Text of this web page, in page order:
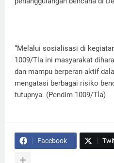
“Melalui sosialisasi di
1009/Tla ini masyarakat
dan mampu berperan aktif
mengatasi berbagai risiko
tutupnya. (Pendim 1009/Tla)
Facebook